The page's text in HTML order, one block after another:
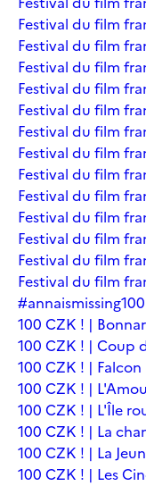
Festival du film
Festival du film
Festival du film
Festival du film
Festival du film
Festival du film
Festival du film
Festival du film
Festival du film
Festival du film
Festival du film
Festival du film
Festival du film
#annaismissing
100 CZK ! |
100 CZK ! | Coup
100 CZK ! | Falcon
100 CZK ! |
100 CZK ! | L'Île
100 CZK ! | La
100 CZK ! | La
100 CZK ! | Les